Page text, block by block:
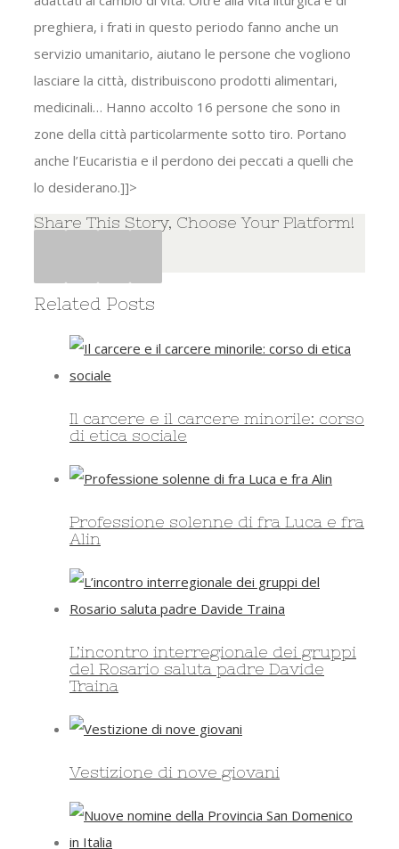
preghiera, i frati in questo periodo fanno anche un
servizio umanitario, aiutano le persone che vogliono
lasciare la città, distribuiscono prodotti alimentari,
medicinali… Hanno accolto 16 persone che sono in
zone della città particolarmente sotto tiro. Portano
anche l’Eucaristia e il perdono dei peccati a quelli che
lo desiderano.]]>
Share This Story, Choose Your Platform!
Related Posts
Il carcere e il carcere minorile: corso
di etica sociale
Professione solenne di fra Luca e fra
Alin
L’incontro interregionale dei gruppi
del Rosario saluta padre Davide
Traina
Vestizione di nove giovani